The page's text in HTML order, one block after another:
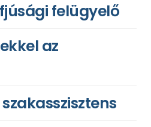
felügyelő
az